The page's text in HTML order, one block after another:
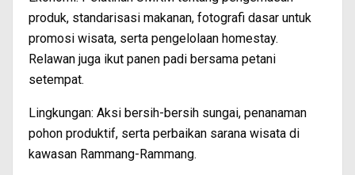
produk, standarisasi makanan, fotografi dasar untuk
promosi wisata, serta pengelolaan homestay.
Relawan juga ikut panen padi bersama petani
setempat.
Lingkungan: Aksi bersih-bersih sungai, penanaman
pohon produktif, serta perbaikan sarana wisata di
kawasan Rammang-Rammang.